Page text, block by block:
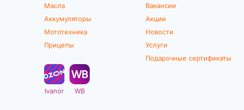
Масла
Аккумуляторы
Мототехника
Прицепы
Ivanor WB
Вакансии
Акции
Новости
Услуги
Подарочные сертификаты